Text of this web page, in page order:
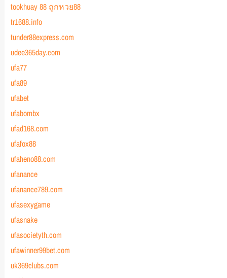
tookhuay 88 ถูกหวย88
tr1688.info
tunder88express.com
udee365day.com
ufa77
ufa89
ufabet
ufabombx
ufad168.com
ufafox88
ufaheno88.com
ufanance
ufanance789.com
ufasexygame
ufasnake
ufasocietyth.com
ufawinner99bet.com
uk369clubs.com